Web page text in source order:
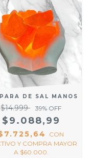
DE SAL MANOS
$14.999 39% OFF
$9.088,99
CON
Y COMPRA MAYOR
A $60.000.